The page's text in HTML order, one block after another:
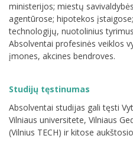
ministerijos; miestų
agentūrose; hipotekos
technologijų, nuotolinius
Absolventai profesinės veiklos
įmones, akcines bendroves.
Studijų tęstinumas
Absolventai studijas gali tęsti
Vilniaus universitete, Vilniaus
(Vilnius TECH) ir kitose